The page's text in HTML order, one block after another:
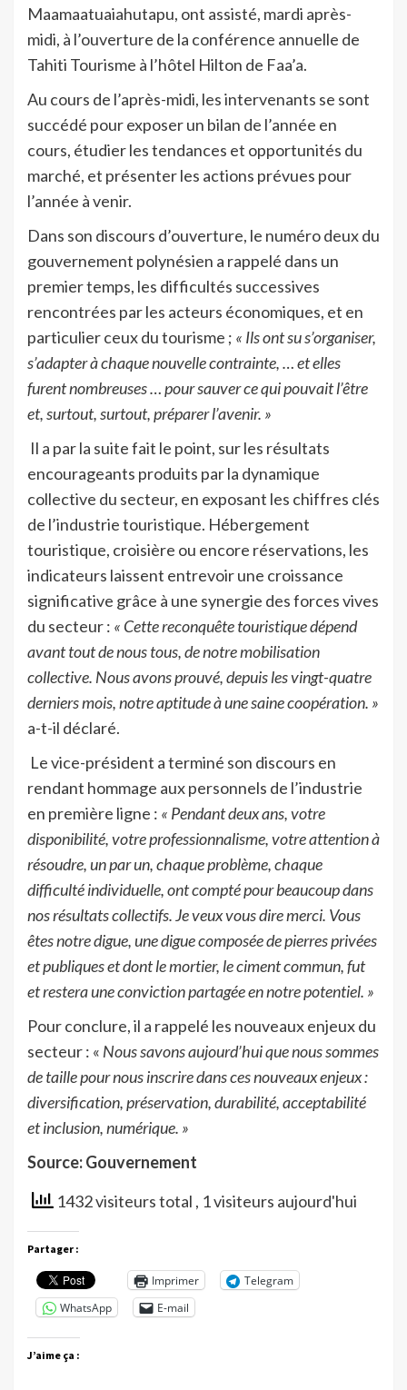
Maamaatuaiahutapu, ont assisté, mardi après-
midi, à l’ouverture de la conférence annuelle de
Tahiti Tourisme à l’hôtel Hilton de Faa’a.
Au cours de l’après-midi, les intervenants se sont
succédé pour exposer un bilan de l’année en
cours, étudier les tendances et opportunités du
marché, et présenter les actions prévues pour
l’année à venir.
Dans son discours d’ouverture, le numéro deux du
gouvernement polynésien a rappelé dans un
premier temps, les difficultés successives
rencontrées par les acteurs économiques, et en
particulier ceux du tourisme ; « Ils ont su s’organiser,
s’adapter à chaque nouvelle contrainte, … et elles
furent nombreuses … pour sauver ce qui pouvait l’être
et, surtout, surtout, préparer l’avenir. »
Il a par la suite fait le point, sur les résultats
encourageants produits par la dynamique
collective du secteur, en exposant les chiffres clés
de l’industrie touristique. Hébergement
touristique, croisière ou encore réservations, les
indicateurs laissent entrevoir une croissance
significative grâce à une synergie des forces vives
du secteur : « Cette reconquête touristique dépend
avant tout de nous tous, de notre mobilisation
collective. Nous avons prouvé, depuis les vingt-quatre
derniers mois, notre aptitude à une saine coopération. »
a-t-il déclaré.
Le vice-président a terminé son discours en
rendant hommage aux personnels de l’industrie
en première ligne : « Pendant deux ans, votre
disponibilité, votre professionnalisme, votre attention à
résoudre, un par un, chaque problème, chaque
difficulté individuelle, ont compté pour beaucoup dans
nos résultats collectifs. Je veux vous dire merci. Vous
êtes notre digue, une digue composée de pierres privées
et publiques et dont le mortier, le ciment commun, fut
et restera une conviction partagée en notre potentiel. »
Pour conclure, il a rappelé les nouveaux enjeux du
secteur : « Nous savons aujourd’hui que nous sommes
de taille pour nous inscrire dans ces nouveaux enjeux :
diversification, préservation, durabilité, acceptabilité
et inclusion, numérique. »
Source: Gouvernement
1432 visiteurs total , 1 visiteurs aujourd'hui
Partager :
Imprimer
Telegram
WhatsApp
E-mail
J’aime ça :